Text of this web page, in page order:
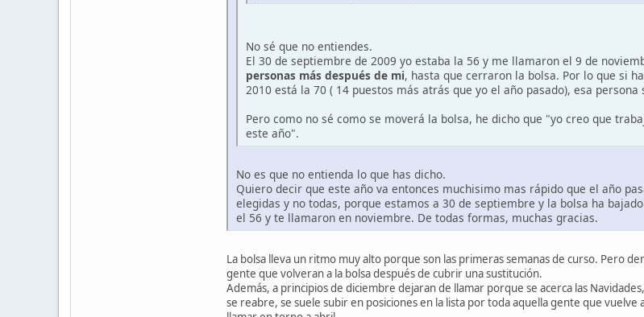
No sé que no entiendes.
El 30 de septiembre de 2009 yo estaba la 56 y me llamaron el 9 de
personas más después de mi, hasta que cerraron la bolsa. Por lo que si
2010 está la 70 ( 14 puestos más atrás que yo el año pasado), esa
Pero como no sé como se moverá la bolsa, he dicho que "yo creo que
este año".
No es que no entienda lo que has dicho.
Quiero decir que este año va entonces muchisimo mas rápido que el año
elegidas y no todas, porque estamos a 30 de septiembre y la bolsa ha
el 56 y te llamaron en noviembre. De todas formas, muchas gracias.
La bolsa lleva un ritmo muy alto porque son las primeras semanas de curso. Pero
gente que volveran a la bolsa después de cubrir una sustitución.
Además, a principios de diciembre dejaran de llamar porque se acerca las
se reabre, se suele subir en posiciones en la lista por toda aquella gente que vuelve